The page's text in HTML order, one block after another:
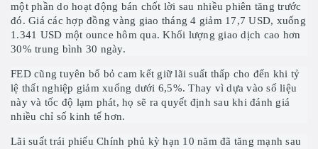
một phần do hoạt động bán chốt lời sau nhiều phiên tăng trước
đó. Giá các hợp đồng vàng giao tháng 4 giảm 17,7 USD, xuống
1.341 USD một ounce hôm qua. Khối lượng giao dịch cao hơn
30% trung bình 30 ngày.
FED cũng tuyên bố bỏ cam kết giữ lãi suất thấp cho đến khi tỷ
lệ thất nghiệp giảm xuống dưới 6,5%. Thay vì dựa vào số liệu
này và tốc độ lạm phát, họ sẽ ra quyết định sau khi đánh giá
nhiều chỉ số kinh tế hơn.
Lãi suất trái phiếu Chính phủ kỳ hạn 10 năm đã tăng mạnh sau